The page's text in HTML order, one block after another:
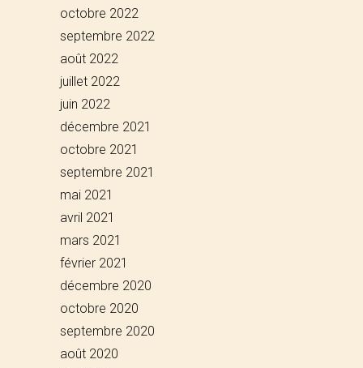
octobre 2022
septembre 2022
août 2022
juillet 2022
juin 2022
décembre 2021
octobre 2021
septembre 2021
mai 2021
avril 2021
mars 2021
février 2021
décembre 2020
octobre 2020
septembre 2020
août 2020